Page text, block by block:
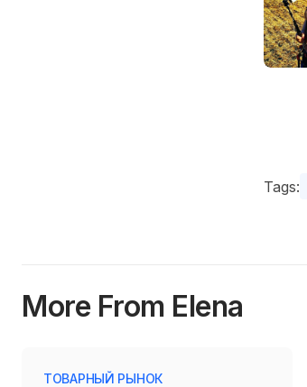
Tags:
More From Elena
ТОВАРНЫЙ РЫНОК